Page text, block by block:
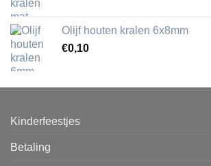
Olijf houten kralen 6x8mm
€0,10
Kinderfeestjes
Betaling